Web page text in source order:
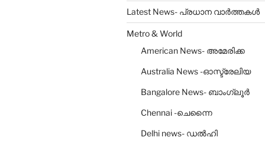
Latest News- പ്രധാന വാർത്തകൾ
Metro & World
American News- അമേരിക്ക
Australia News -ഓസ്ട്രേലിയ
Bangalore News- ബാംഗ്ലൂര്‍
Chennai -ചെന്നൈ
Delhi news- ഡല്‍ഹി